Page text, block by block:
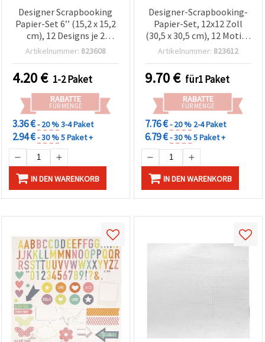
Designer Scrapbooking
Papier-Set 6’’ (15,2 x 15,2
cm), 12 Designs je 2
Bögen, mit 2 Stanzbögen
Artikelnummer: 823608
4.20€ 1-2 Paket
RABATTE
FÜR MENGE
3.36 €- 20 %3-4 Paket
2.94 €- 30 %5 Paket +
IN DEN WARENKORB
Designer-Scrapbooking-
Papier-Set, 12x12 Zoll
(30,5 x 30,5 cm), 12 Motive
x 2 Bögen + 1 Die-Cut-
Artikelnummer: 823612
9.70€ für1 Paket
RABATTE
FÜR MENGE
7.76 €- 20 % 2-4 Paket
6.79 €- 30 %5 Paket +
IN DEN WARENKORB